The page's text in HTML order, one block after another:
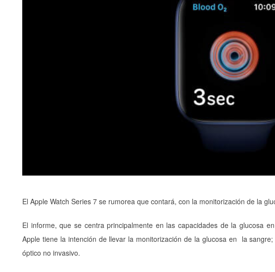
El Apple Watch Series 7 se rumorea que contará, con la monitorización de la
El informe, que se centra principalmente en las capacidades de la glucosa
Apple tiene la intención de llevar la monitorización de la glucosa en la
óptico no invasivo.